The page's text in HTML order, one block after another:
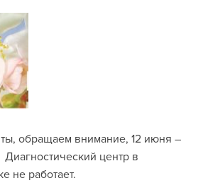
обращаем внимание, 12 июня –
центр в
не работает.